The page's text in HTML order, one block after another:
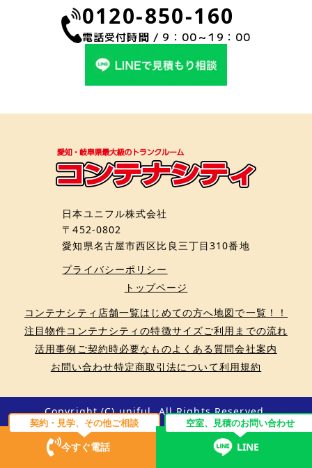
0120-850-160
電話受付時間 / 9：00～19：00
日本ユニフル株式会社
〒452-0802
愛知県名古屋市西区比良三丁目310番地
プライバシーポリシー
トップページ
コンテナシティ店舗一覧はじめての方へ地図で一覧！！
注目物件コンテナシティの特徴サイズご利用までの流れ
活用事例 ご契約時必要なものよくある質問会社案内
お問い合わせ特定商取引法について利用規約
Copyright (C) uniful. All Rights Reserved.
契約・見学、その他ご相談
今すぐ電話
空室、見積のお問い合わせ
LINE